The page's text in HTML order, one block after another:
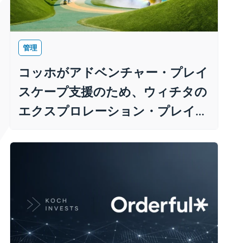
管理
コッホがアドベンチャー・プレイ
スケープ支援のため、ウィチタの
エクスプロレーション・プレイス